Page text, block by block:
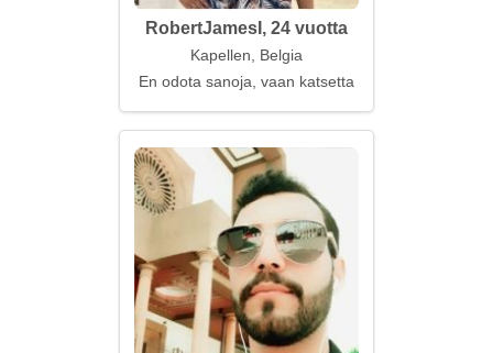
RobertJamesI, 24 vuotta
Kapellen, Belgia
En odota sanoja, vaan katsetta